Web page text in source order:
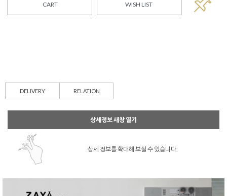
CART WISH LIST
DELIVERY RELATION
상세정보 새창 열기
상세 정보를 확대해 보실 수 있습니다.